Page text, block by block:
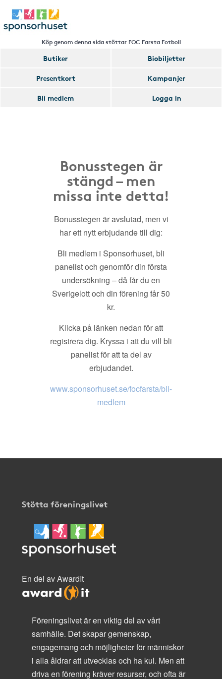
Köp genom denna sida stöttar FOC Farsta Fotboll
Butiker
Biobiljetter
Presentkort
Kampanjer
Bli medlem
Logga in
Bonusstegen är
stängd – men
missa inte detta!
Bonusstegen är avslutad, men vi
har ett nytt erbjudande till dig:
Bli medlem i Sponsorhuset, bli
panelist och genomför din första
undersökning – då får du en
Sverigelott och din förening får 50
kr.
Klicka på länken nedan för att
registrera dig. Kryssa i att du vill bli
panelist för att ta del av
erbjudandet.
www.sponsorhuset.se/focfarsta/bli-
medlem
Stötta föreningslivet
En del av AwardIt
Föreningslivet är en viktig del av vårt
samhälle. Det skapar gemenskap,
engagemang och möjligheter för människor
i alla åldrar att utvecklas och ha kul. Men att
driva en förening kräver resurser, och ofta är